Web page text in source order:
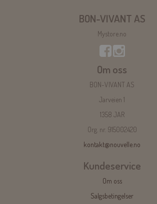
BON-VIVANT AS
Mystore.no
Om oss
BON-VIVANT AS
Jarveien 1
1358 JAR
Org. nr. 915002420
kontakt@nouvelle.no
Kundeservice
Om oss
Salgsbetingelser